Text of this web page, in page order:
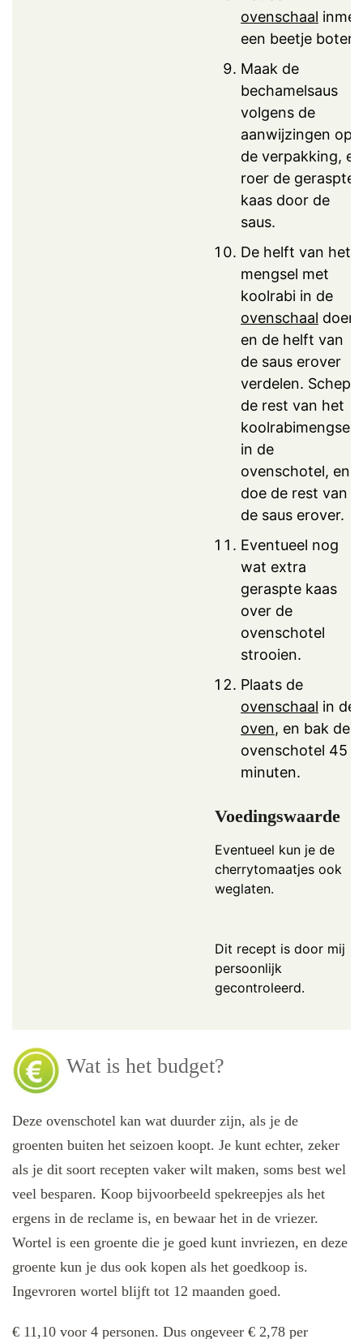
ovenschaal inmet
een beetje boter.
Maak de
bechamelsaus
volgens de
aanwijzingen op
de verpakking, en
roer de geraspte
kaas door de
saus.
De helft van het
mengsel met
koolrabi in de
ovenschaal doen,
en de helft van
de saus erover
verdelen. Schep
de rest van het
koolrabimengsel
in de
ovenschotel, en
doe de rest van
de saus erover.
Eventueel nog
wat extra
geraspte kaas
over de
ovenschotel
strooien.
Plaats de
ovenschaal in de
oven, en bak de
ovenschotel 45
minuten.
Voedingswaarde
Eventueel kun je de
cherrytomaatjes ook
weglaten.
Dit recept is door mij
persoonlijk
gecontroleerd.
Wat is het budget?
Deze ovenschotel kan wat duurder zijn, als je de
groenten buiten het seizoen koopt. Je kunt echter, zeker
als je dit soort recepten vaker wilt maken, soms best wel
veel besparen. Koop bijvoorbeeld spekreepjes als het
ergens in de reclame is, en bewaar het in de vriezer.
Wortel is een groente die je goed kunt invriezen, en deze
groente kun je dus ook kopen als het goedkoop is.
Ingevroren wortel blijft tot 12 maanden goed.
€ 11,10 voor 4 personen. Dus ongeveer € 2,78 per